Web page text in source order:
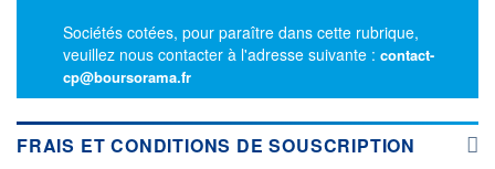
Sociétés cotées, pour paraître dans cette rubrique,
veuillez nous contacter à l'adresse suivante : contact-
cp@boursorama.fr
FRAIS ET CONDITIONS DE SOUSCRIPTION